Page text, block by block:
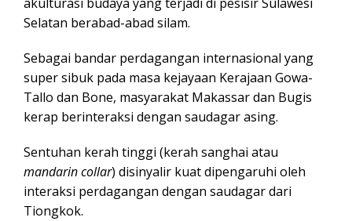
Selatan berabad-abad silam.
Sebagai bandar perdagangan internasional yang
super sibuk pada masa kejayaan Kerajaan Gowa-
Tallo dan Bone, masyarakat Makassar dan Bugis
kerap berinteraksi dengan saudagar asing.
Sentuhan kerah tinggi (kerah sanghai atau
mandarin collar) disinyalir kuat dipengaruhi oleh
interaksi perdagangan dengan saudagar dari
Tiongkok.